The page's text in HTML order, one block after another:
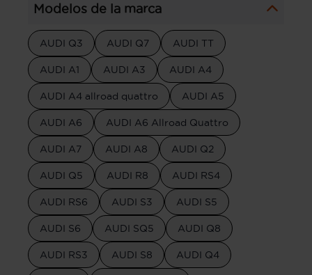
Modelos de la marca
AUDI Q3 AUDI Q7 AUDI TT
AUDI A1 AUDI A3 AUDI A4
AUDI A4 allroad quattro AUDI A5
AUDI A6 AUDI A6 Allroad Quattro
AUDI A7 AUDI A8 AUDI Q2
AUDI Q5 AUDI R8 AUDI RS4
AUDI RS6 AUDI S3 AUDI S5
AUDI S6 AUDI SQ5 AUDI Q8
AUDI RS3 AUDI S8 AUDI Q4